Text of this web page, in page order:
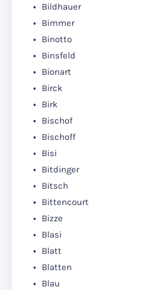
Bildhauer
Bimmer
Binotto
Binsfeld
Bionart
Birck
Birk
Bischof
Bischoff
Bisi
Bitdinger
Bitsch
Bittencourt
Bizze
Blasi
Blatt
Blatten
Blau